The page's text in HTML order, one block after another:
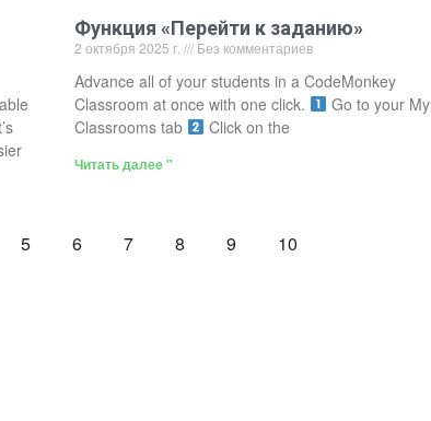
Функция «Перейти к заданию»
2 октября 2025 г. Без комментариев
Advance all of your students in a CodeMonkey
Classroom at once with one click.
Go to your My
Classrooms tab
Click on the
Читать далее "
5 6 7 8 9 10